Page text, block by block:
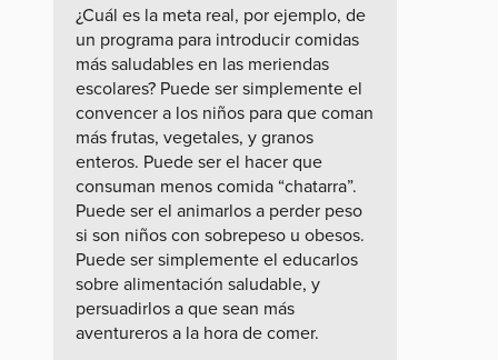
¿Cuál es la meta real, por ejemplo, de
un programa para introducir comidas
más saludables en las meriendas
escolares? Puede ser simplemente el
convencer a los niños para que coman
más frutas, vegetales, y granos
enteros. Puede ser el hacer que
consuman menos comida “chatarra”.
Puede ser el animarlos a perder peso
si son niños con sobrepeso u obesos.
Puede ser simplemente el educarlos
sobre alimentación saludable, y
persuadirlos a que sean más
aventureros a la hora de comer.